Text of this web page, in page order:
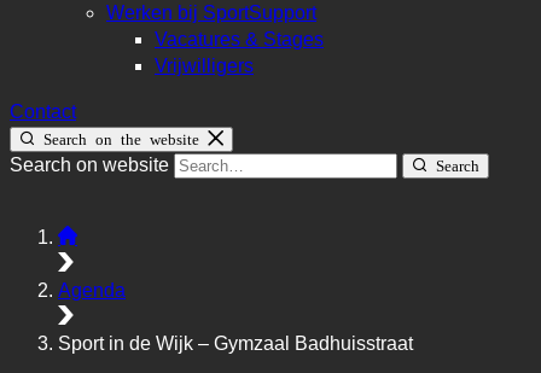
Werken bij SportSupport
Vacatures & Stages
Vrijwilligers
Contact
Search on the website
Search on website Search
Agenda
Sport in de Wijk – Gymzaal Badhuisstraat